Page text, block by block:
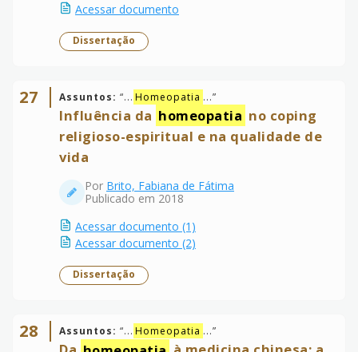
Acessar documento
Dissertação
27 Assuntos: “... Homeopatia ...”
Influência da homeopatia no coping
religioso-espiritual e na qualidade de
vida
Por Brito, Fabiana de Fátima
Publicado em 2018
Acessar documento (1)
Acessar documento (2)
Dissertação
28 Assuntos: “... Homeopatia ...”